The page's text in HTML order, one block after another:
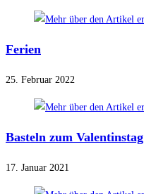
Ferien
25. Februar 2022
Basteln zum Valentinstag
17. Januar 2021